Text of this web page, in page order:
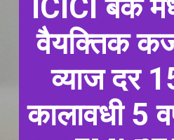
ICICI बँक
वैयक्तिक
व्याज दर
कालावधी 5